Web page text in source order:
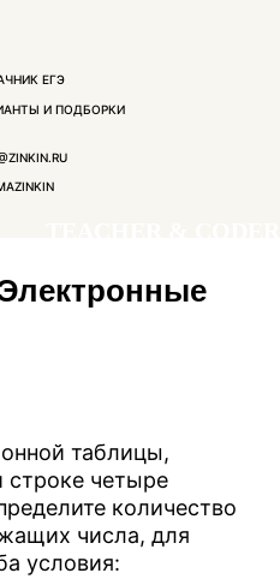
ЕГЭ
И ПОДБОРКИ
таблицы,
четыре
количество
числа, для
условия: